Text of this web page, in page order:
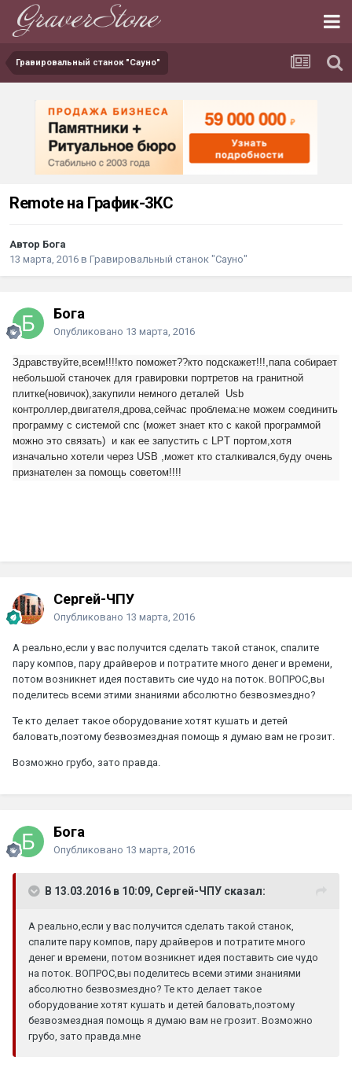
Гравировальный станок "Сауно"
Remote на График-3КС
Автор Бога
13 марта, 2016 в Гравировальный станок "Сауно"
Бога
Опубликовано 13 марта, 2016
Здравствуйте,всем!!!!кто поможет??кто подскажет!!!,папа собирает
небольшой станочек для гравировки портретов на гранитной
плитке(новичок),закупили немного деталей Usb
контроллер,двигателя,дрова,сейчас проблема:не можем соединить
программу с системой cnc (может знает кто с какой программой
можно это связать) и как ее запустить с LPT портом,хотя
изначально хотели через USB ,может кто сталкивался,буду очень
признателен за помощь советом!!!!
Сергей-ЧПУ
Опубликовано 13 марта, 2016
А реально,если у вас получится сделать такой станок, спалите
пару компов, пару драйверов и потратите много денег и времени,
потом возникнет идея поставить сие чудо на поток. ВОПРОС,вы
поделитесь всеми этими знаниями абсолютно безвозмездно?
Те кто делает такое оборудование хотят кушать и детей
баловать,поэтому безвозмездная помощь я думаю вам не грозит.
Возможно грубо, зато правда.
Бога
Опубликовано 13 марта, 2016
В 13.03.2016 в 10:09, Сергей-ЧПУ сказал:
А реально,если у вас получится сделать такой станок,
спалите пару компов, пару драйверов и потратите много
денег и времени, потом возникнет идея поставить сие чудо
на поток. ВОПРОС,вы поделитесь всеми этими знаниями
абсолютно безвозмездно? Те кто делает такое
оборудование хотят кушать и детей баловать,поэтому
безвозмездная помощь я думаю вам не грозит. Возможно
грубо, зато правда.мне